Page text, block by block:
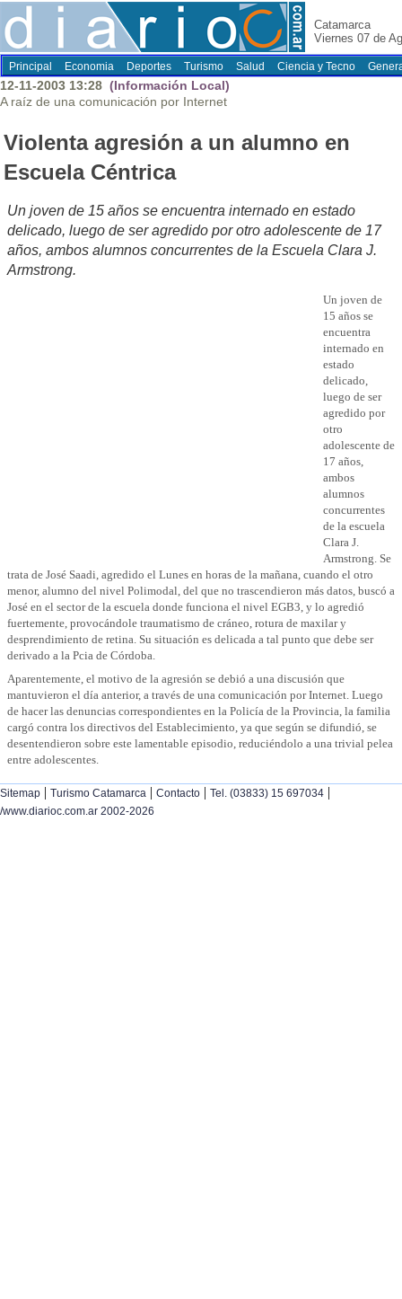
Catamarca
Viernes 07 de
Principal Economia Deportes Turismo Salud Ciencia y Tecno
12-11-2003 13:28 (Información Local)
A raíz de una comunicación por Internet
Violenta agresión a un alumno en
Escuela Céntrica
Un joven de 15 años se encuentra internado en estado
delicado, luego de ser agredido por otro adolescente de 17
años, ambos alumnos concurrentes de la Escuela Clara J.
Armstrong.
Un joven de
15 años se
encuentra
internado en
estado
delicado,
luego de ser
agredido por
otro
adolescente de
17 años,
ambos
alumnos
concurrentes
de la escuela
Clara J.
Armstrong. Se
trata de José Saadi, agredido el Lunes en horas de la mañana, cuando el otro
menor, alumno del nivel Polimodal, del que no trascendieron más datos, buscó a
José en el sector de la escuela donde funciona el nivel EGB3, y lo agredió
fuertemente, provocándole traumatismo de cráneo, rotura de maxilar y
desprendimiento de retina. Su situación es delicada a tal punto que debe ser
derivado a la Pcia de Córdoba.
Aparentemente, el motivo de la agresión se debió a una discusión que
mantuvieron el día anterior, a través de una comunicación por Internet. Luego
de hacer las denuncias correspondientes en la Policía de la Provincia, la familia
cargó contra los directivos del Establecimiento, ya que según se difundió, se
desentendieron sobre este lamentable episodio, reduciéndolo a una trivial pelea
entre adolescentes.
Sitemap | Turismo Catamarca | Contacto | Tel. (03833) 15 697034 |
/www.diarioc.com.ar 2002-2026